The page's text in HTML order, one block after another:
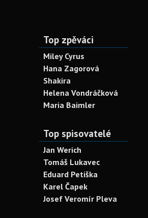
Top zpěváci
Miley Cyrus
Hana Zagorová
Shakira
Helena Vondráčková
Maria Baimler
Top spisovatelé
Jan Werich
Tomáš Lukavec
Eduard Petiška
Karel Čapek
Josef Veromír Pleva